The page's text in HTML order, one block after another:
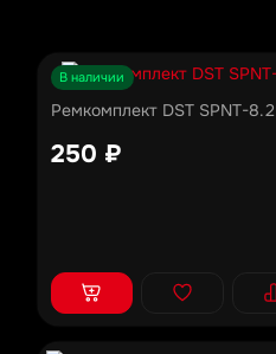
В наличии
Ремкомплект DST SPNT-8.2
250 ₽